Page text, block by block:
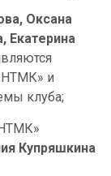
Оксана
Екатерина
НТМК» и
клуба;
Купряшкина